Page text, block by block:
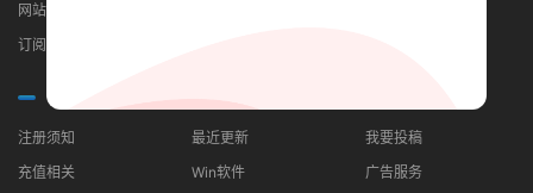
网站地图
订阅RSS
常见问题
注册须知
充值相关
最近更新
Win软件
我要投稿
广告服务